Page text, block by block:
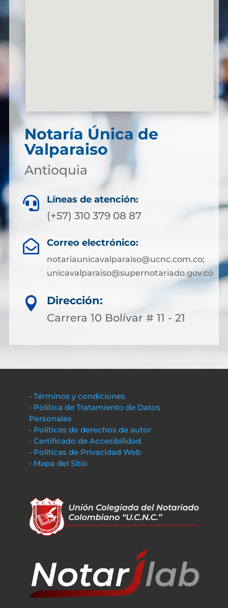
Notaría Única de
Valparaiso
Antioquia
 Líneas de atención:
(+57) 310 379 08 87
 Correo electrónico:
notariaunicavalparaiso@ucnc.com.co;
unicavalparaiso@supernotariado.gov.co

Dirección:
Carrera 10 Bolívar # 11 - 21
• Términos y condiciones
• Política de Tratamiento de Datos
Personales
• Políticas de derechos de autor
• Certificado de Accesibilidad
• Políticas de Privacidad Web
• Mapa del Sitio